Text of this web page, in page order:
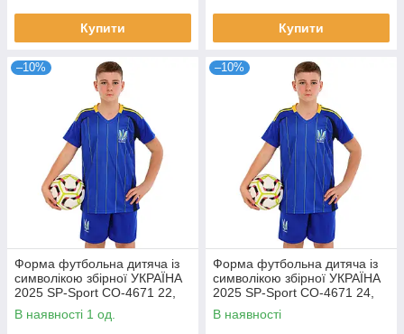
Купити Купити
–10%
Форма футбольна дитяча із
символікою збірної УКРАЇНА
2025 SP-Sport CO-4671 22,
зріст 125-130 Синій
В наявності 1 од.
–10%
Форма футбольна дитяча із
символікою збірної УКРАЇНА
2025 SP-Sport CO-4671 24,
зріст 130-140 Синій
В наявності